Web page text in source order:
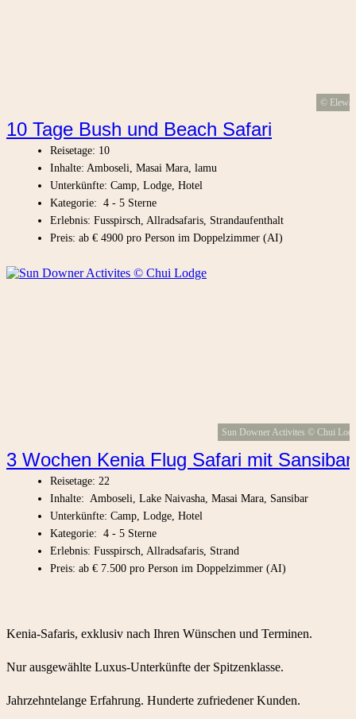
©
10 Tage Bush und Beach Safari
Reisetage: 10
Inhalte: Amboseli, Masai Mara, lamu
Unterkünfte: Camp, Lodge, Hotel
Kategorie: 4 - 5 Sterne
Erlebnis: Fusspirsch, Allradsafaris, Strandaufenthalt
Preis: ab € 4900 pro Person im Doppelzimmer (AI)
Sun Downer Activites © Chui
3 Wochen Kenia Flug Safari mit Sansibar
Reisetage: 22
Inhalte: Amboseli, Lake Naivasha, Masai Mara, Sansibar
Unterkünfte: Camp, Lodge, Hotel
Kategorie: 4 - 5 Sterne
Erlebnis: Fusspirsch, Allradsafaris, Strand
Preis: ab € 7.500 pro Person im Doppelzimmer (AI)
Kenia-Safaris, exklusiv nach Ihren Wünschen und Terminen.
Nur ausgewählte Luxus-Unterkünfte der Spitzenklasse.
Jahrzehntelange Erfahrung. Hunderte zufriedener Kunden.